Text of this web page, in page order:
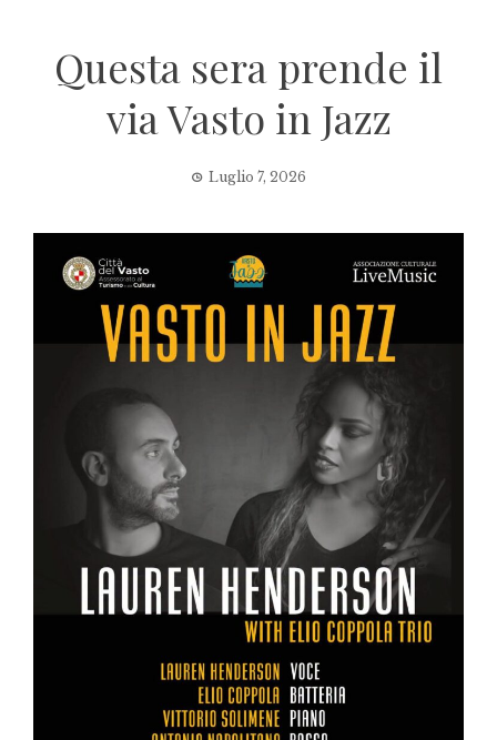
Questa sera prende il
via Vasto in Jazz
Luglio 7, 2026